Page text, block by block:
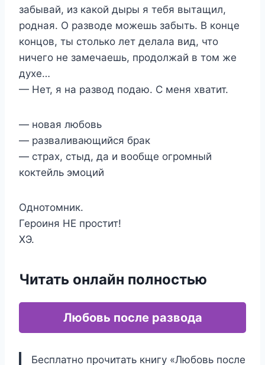
забывай, из какой дыры я тебя вытащил,
родная. О разводе можешь забыть. В конце
концов, ты столько лет делала вид, что
ничего не замечаешь, продолжай в том же
духе…
— Нет, я на развод подаю. С меня хватит.
— новая любовь
— разваливающийся брак
— страх, стыд, да и вообще огромный
коктейль эмоций
Однотомник.
Героиня НЕ простит!
ХЭ.
Читать онлайн полностью
Любовь после развода
Бесплатно прочитать книгу «Любовь после